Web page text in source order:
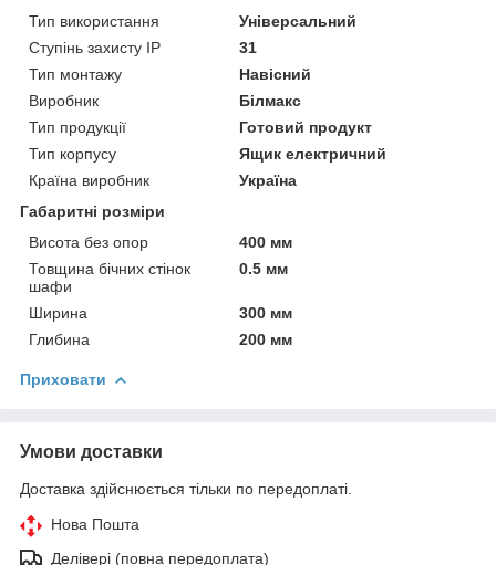
Тип використання
Універсальний
Ступінь захисту IP
31
Тип монтажу
Навісний
Виробник
Білмакс
Тип продукції
Готовий продукт
Тип корпусу
Ящик електричний
Країна виробник
Україна
Габаритні розміри
Висота без опор
400 мм
Товщина бічних стінок
шафи
0.5 мм
Ширина
300 мм
Глибина
200 мм
Приховати
Умови доставки
Доставка здійснюється тільки по передоплаті.
Нова Пошта
Делівері (повна передоплата)